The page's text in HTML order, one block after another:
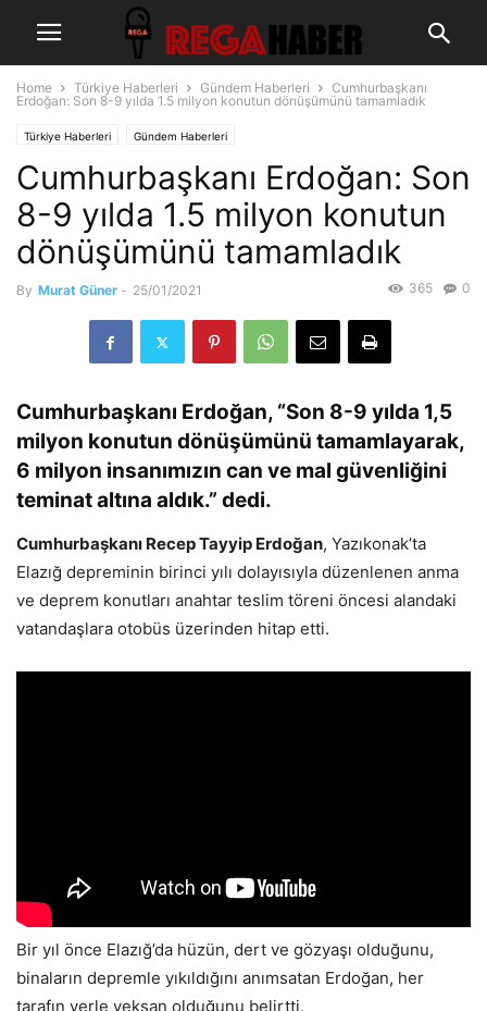
Home Türkiye Haberleri Gündem Haberleri
Cumhurbaşkanı
Erdoğan: Son 8-9 yılda 1.5 milyon konutun dönüşümünü tamamladık
Türkiye Haberleri Gündem Haberleri
Cumhurbaşkanı Erdoğan: Son
8-9 yılda 1.5 milyon konutun
dönüşümünü tamamladık
By Murat Güner - 25/01/2021 0
365
Cumhurbaşkanı Erdoğan, “Son 8-9 yılda 1,5
milyon konutun dönüşümünü tamamlayarak,
6 milyon insanımızın can ve mal güvenliğini
teminat altına aldık.” dedi.
Cumhurbaşkanı Recep Tayyip Erdoğan, Yazıkonak’ta
Elazığ depreminin birinci yılı dolayısıyla düzenlenen anma
ve deprem konutları anahtar teslim töreni öncesi alandaki
vatandaşlara otobüs üzerinden hitap etti.
Bir yıl önce Elazığ’da hüzün, dert ve gözyaşı olduğunu,
binaların depremle yıkıldığını anımsatan Erdoğan, her
tarafın yerle yeksan olduğunu belirtti.